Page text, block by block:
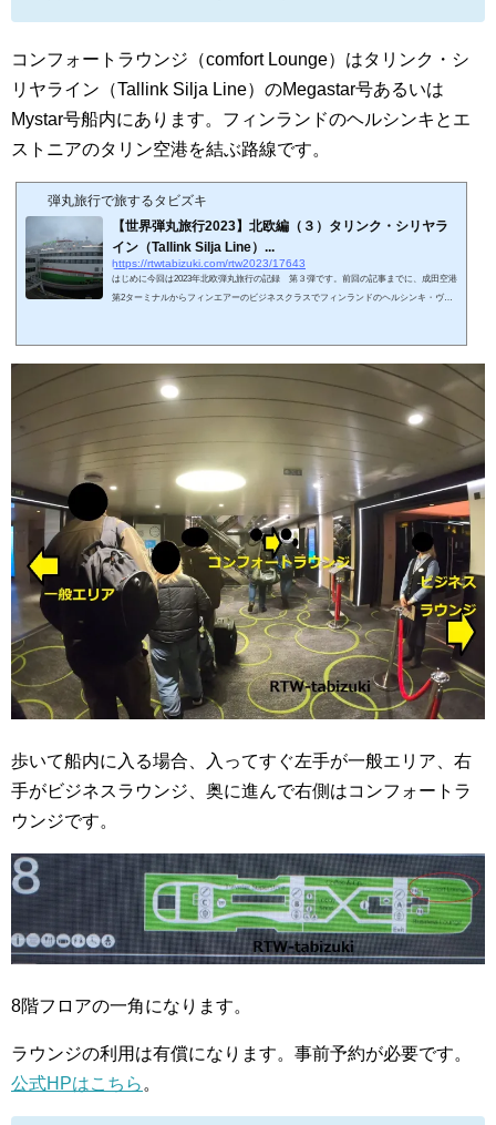
コンフォートラウンジ（comfort Lounge）はタリンク・シ
リヤライン（Tallink Silja Line）のMegastar号あるいは
Mystar号船内にあります。フィンランドのヘルシンキとエ
ストニアのタリン空港を結ぶ路線です。
弾丸旅行で旅するタビズキ
【世界弾丸旅行2023】北欧編（３）タリンク・シリヤラ
イン（Tallink Silja Line）...
https://rtwtabizuki.com/rtw2023/17643
はじめに今回は2023年北欧弾丸旅行の記録 第３弾です。前回の記事までに、成田空港
第2ターミナルからフィンエアーのビジネスクラスでフィンランドのヘルシンキ・ヴァ
シンキ西港（Länsiterminaali）へ今回はヘルシンキ観光はお預けで、隣国エストニアの
タリンに向かいたいと...
歩いて船内に入る場合、入ってすぐ左手が一般エリア、右
手がビジネスラウンジ、奥に進んで右側はコンフォートラ
ウンジです。
8階フロアの一角になります。
ラウンジの利用は有償になります。事前予約が必要です。
公式HPはこちら 。